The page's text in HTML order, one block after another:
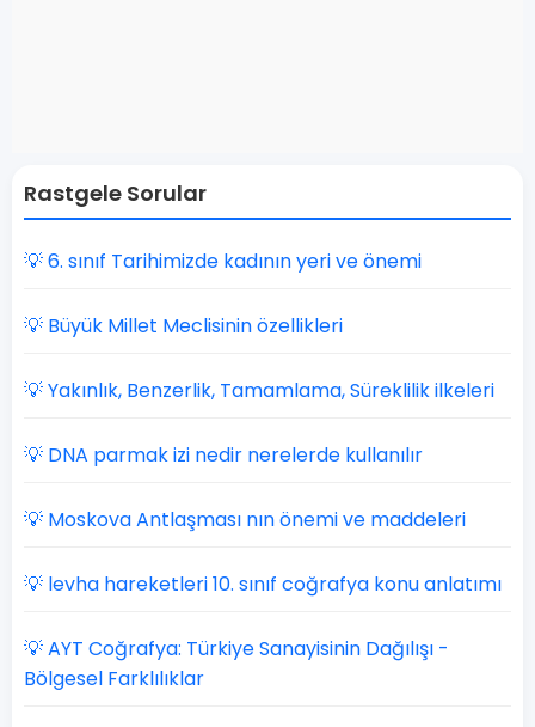
Rastgele Sorular
💡 6. sınıf Tarihimizde kadının yeri ve önemi
💡 Büyük Millet Meclisinin özellikleri
💡 Yakınlık, Benzerlik, Tamamlama, Süreklilik ilkeleri
💡 DNA parmak izi nedir nerelerde kullanılır
💡 Moskova Antlaşması nın önemi ve maddeleri
💡 levha hareketleri 10. sınıf coğrafya konu anlatımı
💡 AYT Coğrafya: Türkiye Sanayisinin Dağılışı -
Bölgesel Farklılıklar